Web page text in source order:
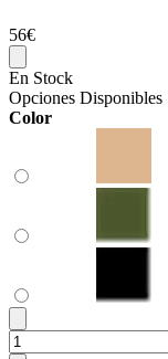
56€
En Stock
Opciones Disponibles
Color